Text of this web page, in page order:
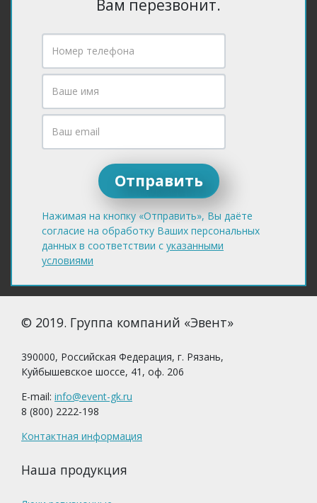
Вам перезвонит.
Нажимая на кнопку «Отправить», Вы даёте
согласие на обработку Ваших персональных
данных в соответствии с указанными
условиями
© 2019. Группа компаний «Эвент»
390000, Российская Федерация, г. Рязань,
Куйбышевское шоссе, 41, оф. 206
E-mail: info@event-gk.ru
8 (800) 2222-198
Контактная информация
Наша продукция